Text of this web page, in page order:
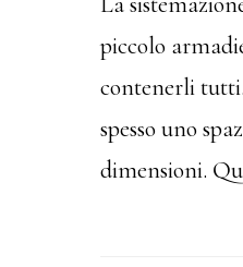
piccolo
contenerli
spesso uno
dimensioni.